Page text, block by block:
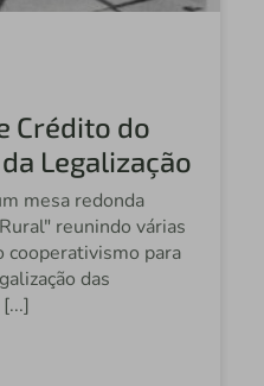
Cerrado
Ivaí PR
Brasil Central
Central
PR/SC/SP
GO
Crédito do
Legalização
mesa redonda
reunindo várias
cooperativismo para
das